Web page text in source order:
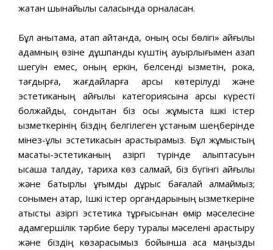
жатқан шынайылық саласында орналасқан.
Бұл анықтама, атап айтқанда, оның осы бөлігі» қайғылы
адамның өзіне дұшпандық күштің ауырлығымен азап
шегуін емес, оның еркін, белсенді қызметін, рокқа,
тағдырға, жағдайларға қарсы көтерілуді және
эстетиканың қайғылы категориясына қарсы күресті
болжайды, сондықтан біз осы жұмыста ішкі істер
қызметкерінің біздің белгілеген ұстаным шеңберінде
мінез-құлық эстетикасын қарастырамыз. Бұл жұмыстың
мақсаты-эстетиканың қазіргі түрінде қалыптасуын
қысқаша талдау, тарихқа көз салмай, біз бүгінгі қайғылы
және батырлық ұғымды дұрыс бағалай алмаймыз;
сонымен қатар, Ішкі істер органдарының қызметкеріне
қатысты қазіргі эстетика тұрғысынан өмір мәселесіне
адамгершілік тәрбие беру туралы мәселені қарастыру
және біздің көзқарасымыз бойынша аса маңызды